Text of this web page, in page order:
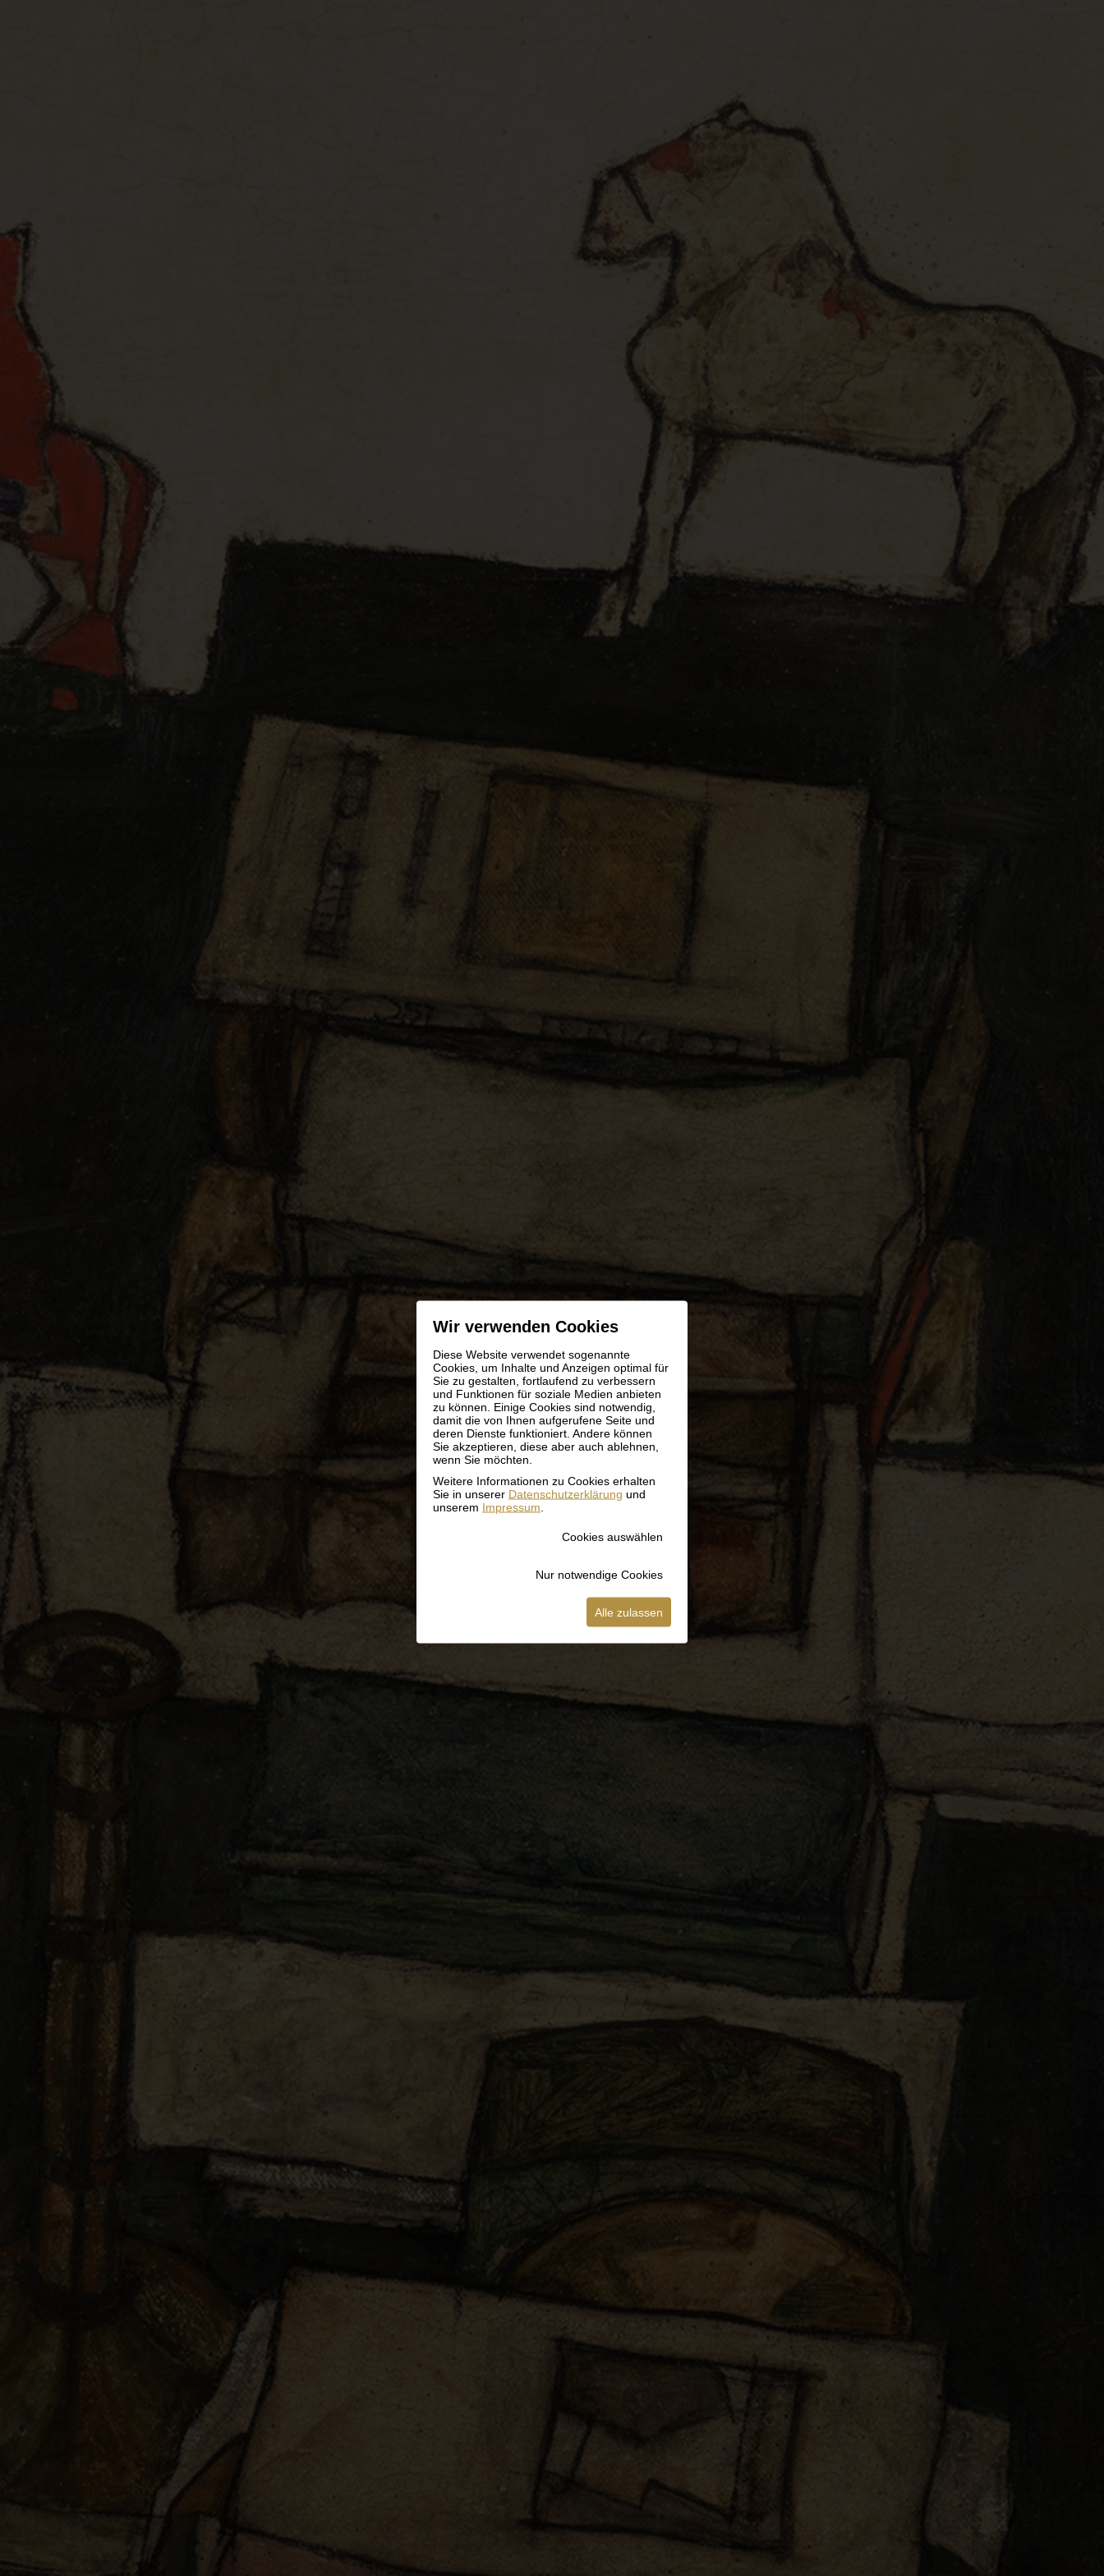
Wir verwenden Cookies
Diese Website verwendet sogenannte
Cookies, um Inhalte und Anzeigen optimal für
Sie zu gestalten, fortlaufend zu verbessern
und Funktionen für soziale Medien anbieten
zu können. Einige Cookies sind notwendig,
damit die von Ihnen aufgerufene Seite und
deren Dienste funktioniert. Andere können
Sie akzeptieren, diese aber auch ablehnen,
wenn Sie möchten.
Weitere Informationen zu Cookies erhalten
Sie in unserer Datenschutzerklärung und
unserem Impressum
Cookies auswählen
Nur notwendige Cookies
Alle zulassen